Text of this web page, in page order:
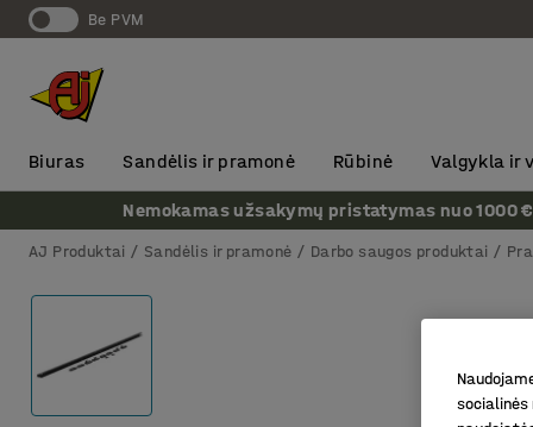
Be PVM
Biuras Sandėlis ir pramonė Rūbinė Valgykla ir
Nemokamas užsakymų pristatymas nuo 1000
AJ Produktai Sandėlis ir pramonė Darbo saugos produktai
socialinės